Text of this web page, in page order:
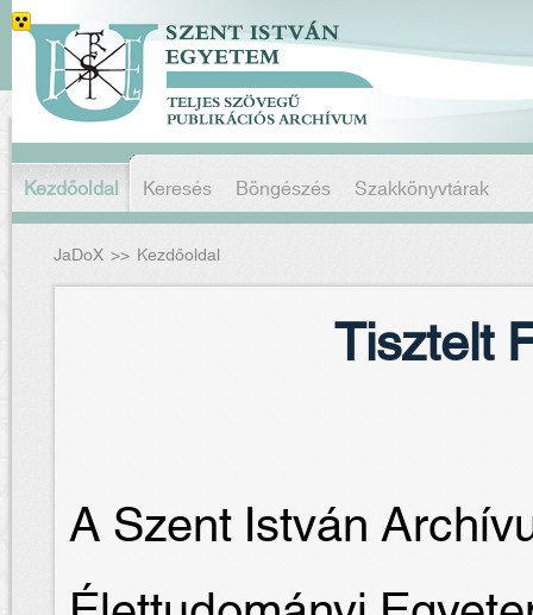
Kezdőoldal Keresés Böngészés Szakkönyvtárak
JaDoX >> Kezdőoldal
Tisztelt
A Szent István